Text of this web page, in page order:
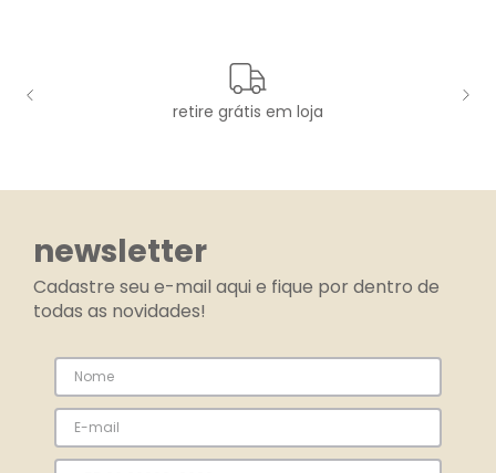
retire grátis em loja
newsletter
Cadastre seu e-mail aqui e fique por dentro de
todas as novidades!